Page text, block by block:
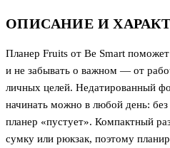
ОПИСАНИЕ И
Планер Fruits от Be Smart
и не забывать о важном — от
личных целей. Недатированный
начинать можно в любой день:
планер «пустует». Компактный
сумку или рюкзак, поэтому